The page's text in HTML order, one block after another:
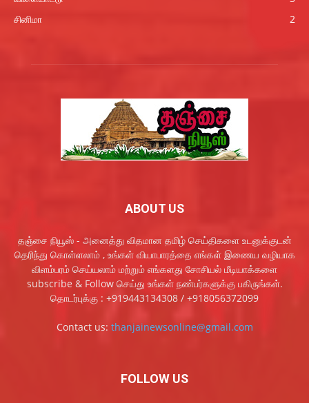
சினிமா
2
ABOUT US
தஞ்சை நியூஸ் - அனைத்து விதமான தமிழ் செய்திகளை உடனுக்குடன்
தெரிந்து கொள்ளலாம் , உங்கள் வியாபாரத்தை எங்கள் இணைய வழியாக
விளம்பரம் செய்யலாம் மற்றும் எங்களது சோசியல் மீடியாக்களை
subscribe & Follow செய்து உங்கள் நண்பர்களுக்கு பகிருங்கள்.
தொடர்புக்கு : +919443134308 / +918056372099
Contact us: thanjainewsonline@gmail.com
FOLLOW US